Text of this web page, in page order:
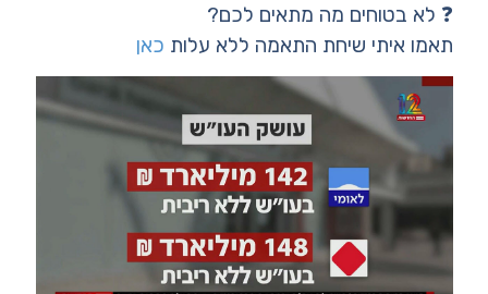
❓ לא בטוחים מה מתאים לכם?
תאמו איתי שיחת התאמה ללא עלות כאן